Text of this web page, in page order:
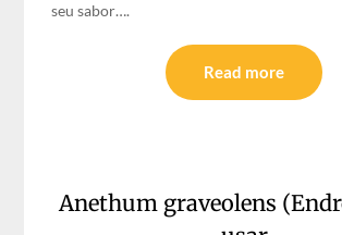
seu sabor….
Read more
Anethum graveolens